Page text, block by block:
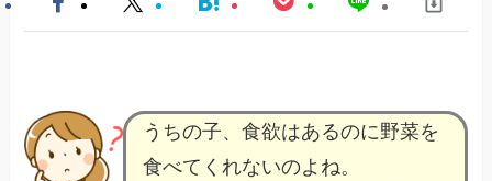
うちの子、食欲はあるのに野菜を
食べてくれないのよね。